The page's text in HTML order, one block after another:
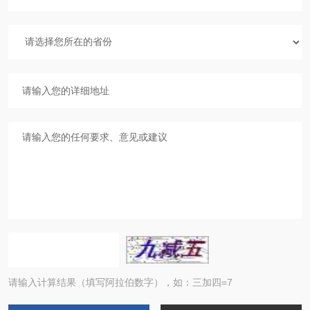
请输入计算结果（填写阿拉伯数字），如：三加四=7